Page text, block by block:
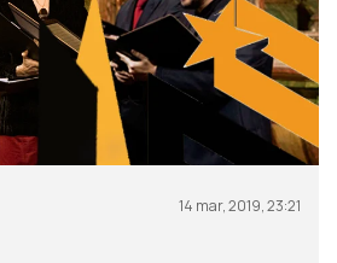
14 mar, 2019, 23:21